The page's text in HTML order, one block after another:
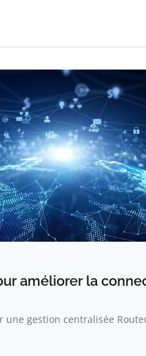
améliorer la
une gestion centralisée